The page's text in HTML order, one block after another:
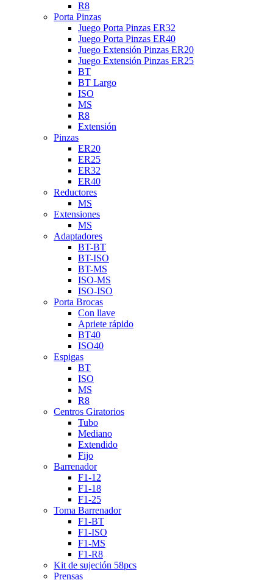
R8
Porta Pinzas
Juego Porta Pinzas ER32
Juego Porta Pinzas ER40
Juego Extensión Pinzas ER20
Juego Extensión Pinzas ER25
BT
BT Largo
ISO
MS
R8
Extensión
Pinzas
ER20
ER25
ER32
ER40
Reductores
MS
Extensiones
MS
Adaptadores
BT-BT
BT-ISO
BT-MS
ISO-MS
ISO-ISO
Porta Brocas
Con llave
Apriete rápido
BT40
ISO40
Espigas
BT
ISO
MS
R8
Centros Giratorios
Tubo
Mediano
Extendido
Fijo
Barrenador
F1-12
F1-18
F1-25
Toma Barrenador
F1-BT
F1-ISO
F1-MS
F1-R8
Kit de sujeción 58pcs
Prensas